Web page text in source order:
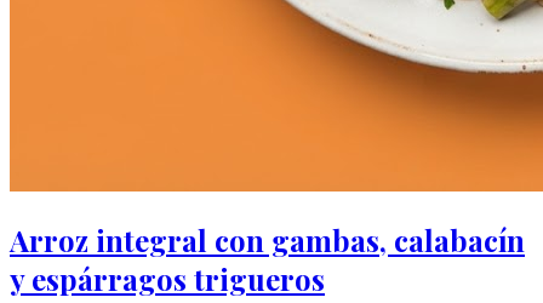
Arroz integral con gambas, calabacín
y espárragos trigueros